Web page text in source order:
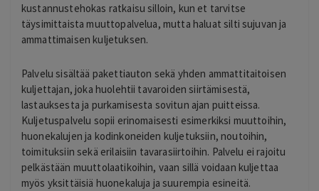
kustannustehokas ratkaisu silloin, kun et tarvitse
täysimittaista muuttopalvelua, mutta haluat silti sujuvan ja
ammattimaisen kuljetuksen.
Palvelu sisältää pakettiauton sekä yhden ammattitaitoisen
kuljettajan, joka huolehtii tavaroiden siirtämisestä,
lastauksesta ja purkamisesta sovitun ajan puitteissa.
Kuljetuspalvelu sopii erinomaisesti esimerkiksi muuttoihin,
huonekalujen ja kodinkoneiden kuljetuksiin, noutoihin,
toimituksiin sekä erilaisiin tavarasiirtoihin. Palvelu ei rajoitu
pelkästään muuttolaatikoihin, vaan sillä voidaan kuljettaa
myös yksittäisiä huonekaluja ja suurempia esineitä.